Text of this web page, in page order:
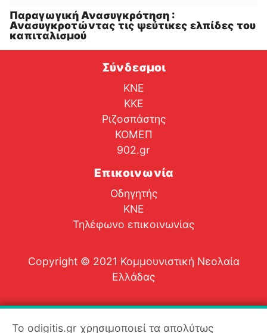
Παραγωγική Ανασυγκρότηση :
Ανασυγκροτώντας τις ψεύτικες ελπίδες του
καπιταλισμού
Σύνδεσμοι
ΚΝΕ
ΚΚΕ
Ριζοσπάστης
ΚΟΜΕΠ
902.gr
Επικοινωνία
Οδηγητής
ΚΝΕ
Τηλέφωνο επικοινωνίας
Copyright © 2021 Κομμουνιστική Νεολαία
Ελλάδας
Το odigitis.gr χρησιμοποιεί τα απολύτως